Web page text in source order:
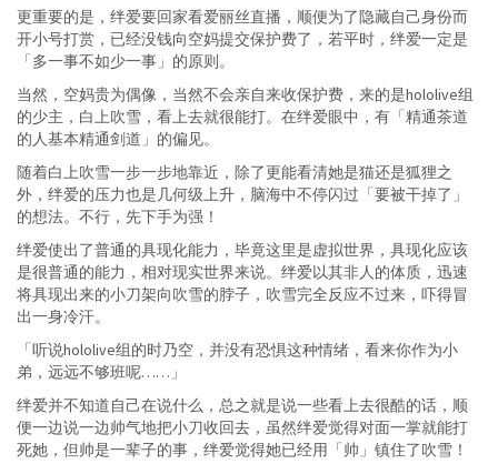
更重要的是，绊爱要回家看爱丽丝直播，顺便为了隐藏自己身份而
开小号打赏，已经没钱向空妈提交保护费了，若平时，绊爱一定是
「多一事不如少一事」的原则。
当然，空妈贵为偶像，当然不会亲自来收保护费，来的是hololive组
的少主，白上吹雪，看上去就很能打。在绊爱眼中，有「精通茶道
的人基本精通剑道」的偏见。
随着白上吹雪一步一步地靠近，除了更能看清她是猫还是狐狸之
外，绊爱的压力也是几何级上升，脑海中不停闪过「要被干掉了」
的想法。不行，先下手为强！
绊爱使出了普通的具现化能力，毕竟这里是虚拟世界，具现化应该
是很普通的能力，相对现实世界来说。绊爱以其非人的体质，迅速
将具现出来的小刀架向吹雪的脖子，吹雪完全反应不过来，吓得冒
出一身冷汗。
「听说hololive组的时乃空，并没有恐惧这种情绪，看来你作为小
弟，远远不够班呢……」
绊爱并不知道自己在说什么，总之就是说一些看上去很酷的话，顺
便一边说一边帅气地把小刀收回去，虽然绊爱觉得对面一掌就能打
死她，但帅是一辈子的事，绊爱觉得她已经用「帅」镇住了吹雪！